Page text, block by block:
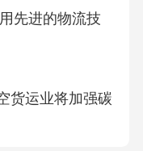
先进的物流技
货运业将加强碳